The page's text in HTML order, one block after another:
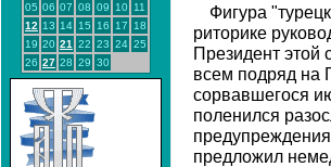
05 06 07 08 09 10
11
12 13 14 15 16 17
18
19 20 21 22 23 24 25
26 27 28 29 30
Фигура
риторике
Президент этой
всем подряд на
сорвавшегося
поленился
предложил